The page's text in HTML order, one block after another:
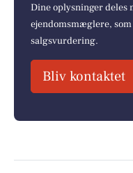
Dine oplysninger deles
ejendomsmæglere,
salgsvurdering.
Bliv kontaktet